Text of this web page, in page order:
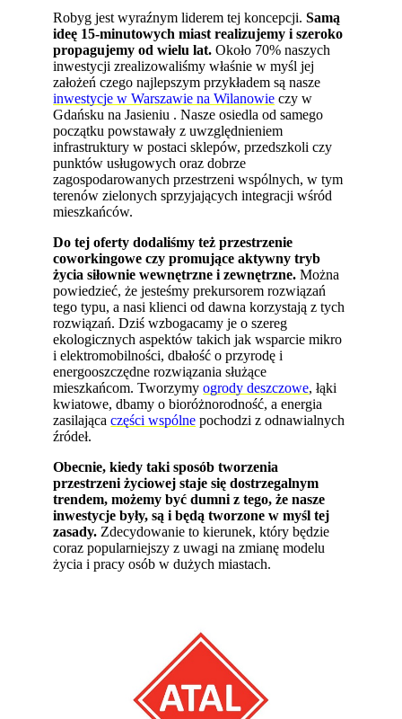
Robyg jest wyraźnym liderem tej koncepcji.Samą
ideę 15-minutowych miast realizujemy i szeroko
propagujemy od wielu lat. Około 70% naszych
inwestycji zrealizowaliśmy właśnie w myśl jej
założeń czego najlepszym przykładem są nasze
inwestycje w Warszawie na Wilanowie czy w
Gdańsku na Jasieniu . Nasze osiedla od samego
początku powstawały z uwzględnieniem
infrastruktury w postaci sklepów, przedszkoli czy
punktów usługowych oraz dobrze
zagospodarowanych przestrzeni wspólnych, w tym
terenów zielonych sprzyjających integracji wśród
mieszkańców.
Do tej oferty dodaliśmy też przestrzenie
coworkingowe czy promujące aktywny tryb
życia siłownie wewnętrzne i zewnętrzne. Można
powiedzieć, że jesteśmy prekursorem rozwiązań
tego typu, a nasi klienci od dawna korzystają z tych
rozwiązań. Dziś wzbogacamy je o szereg
ekologicznych aspektów takich jak wsparcie mikro
i elektromobilności, dbałość o przyrodę i
energooszczędne rozwiązania służące
mieszkańcom. Tworzymyogrody deszczowe, łąki
kwiatowe, dbamy o bioróżnorodność, a energia
zasilającaczęści wspólne pochodzi z odnawialnych
źródeł.
Obecnie, kiedy taki sposób tworzenia
przestrzeni życiowej staje się dostrzegalnym
trendem, możemy być dumni z tego, że nasze
inwestycje były, są i będą tworzone w myśl tej
zasady. Zdecydowanie to kierunek, który będzie
coraz popularniejszy z uwagi na zmianę modelu
życia i pracy osób w dużych miastach.